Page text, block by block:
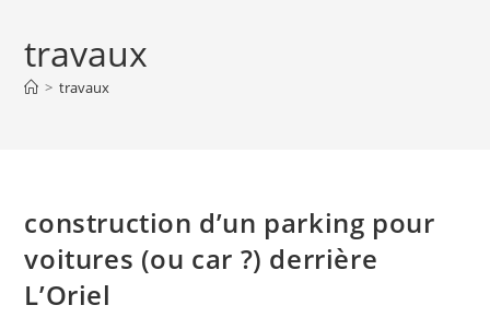
travaux
> travaux
construction d’un parking pour
voitures (ou car ?) derrière
L’Oriel